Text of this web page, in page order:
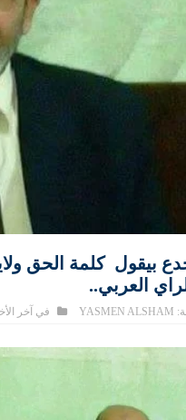
بيقول كلمة الحق
العربي..
YASMEN ALSHAM في آخر